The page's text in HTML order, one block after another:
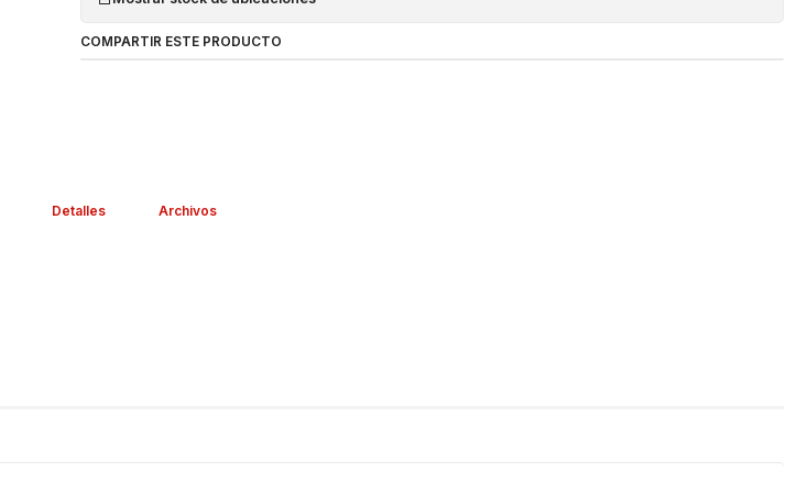
COMPARTIR ESTE PRODUCTO
Detalles Archivos